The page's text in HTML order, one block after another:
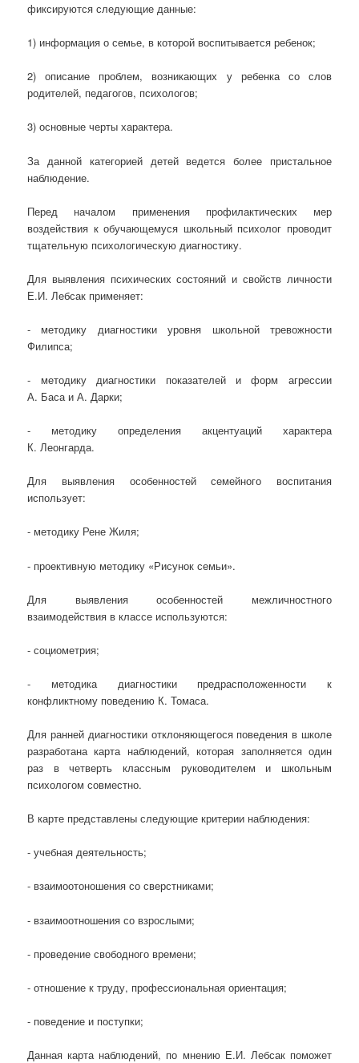
фиксируются следующие данные:
1) информация о семье, в которой воспитывается ребенок;
2) описание проблем, возникающих у ребенка со слов
родителей, педагогов, психологов;
3) основные черты характера.
За данной категорией детей ведется более пристальное
наблюдение.
Перед началом применения профилактических мер
воздействия к обучающемуся школьный психолог проводит
тщательную психологическую диагностику.
Для выявления психических состояний и свойств личности
Е.И. Лебсак применяет:
- методику диагностики уровня школьной тревожности
Филипса;
- методику диагностики показателей и форм агрессии
А. Баса и А. Дарки;
- методику определения акцентуаций характера
К. Леонгарда.
Для выявления особенностей семейного воспитания
использует:
- методику Рене Жиля;
- проективную методику «Рисунок семьи».
Для выявления особенностей межличностного
взаимодействия в классе используются:
- социометрия;
- методика диагностики предрасположенности к
конфликтному поведению К. Томаса.
Для ранней диагностики отклоняющегося поведения в школе
разработана карта наблюдений, которая заполняется один
раз в четверть классным руководителем и школьным
психологом совместно.
В карте представлены следующие критерии наблюдения:
- учебная деятельность;
- взаимоотоношения со сверстниками;
- взаимоотношения со взрослыми;
- проведение свободного времени;
- отношение к труду, профессиональная ориентация;
- поведение и поступки;
Данная карта наблюдений, по мнению Е.И. Лебсак поможет